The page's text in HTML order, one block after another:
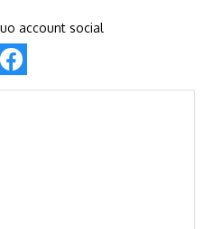
account social